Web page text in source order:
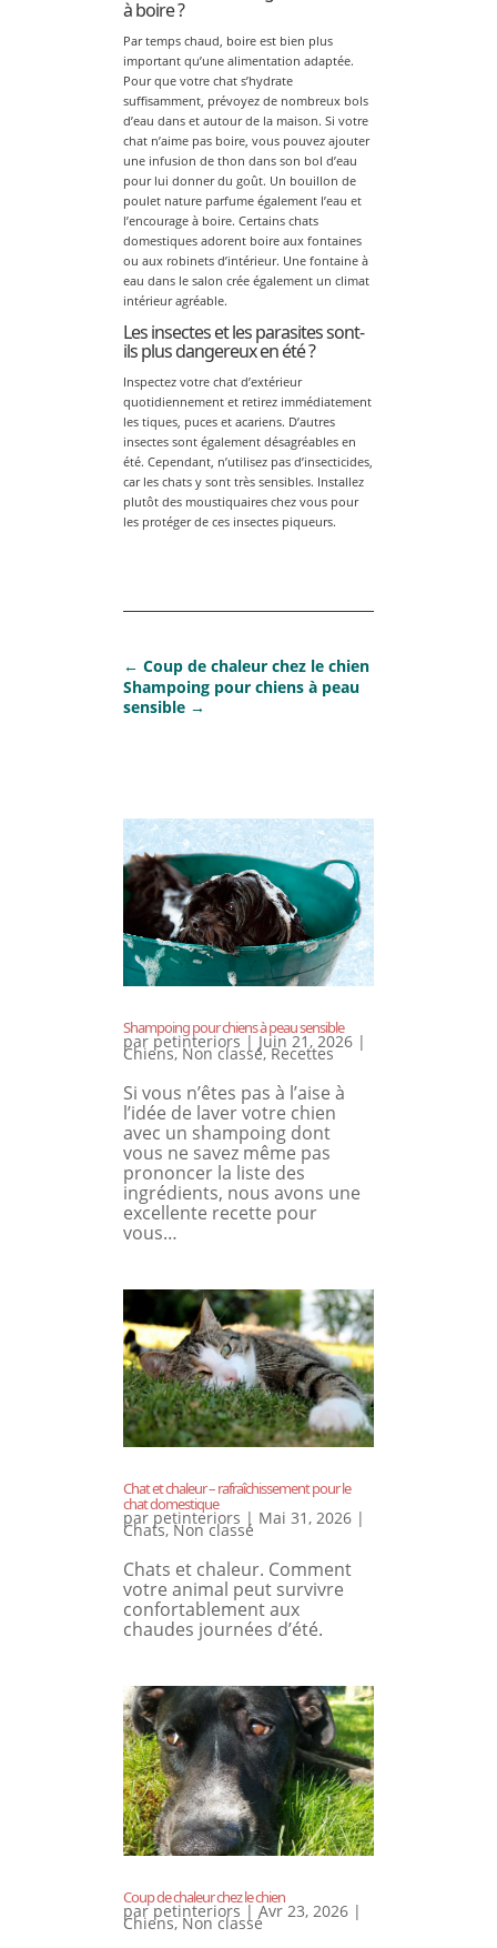
à boire ?
Par temps chaud, boire est bien plus
important qu’une alimentation adaptée.
Pour que votre chat s’hydrate
suffisamment, prévoyez de nombreux bols
d’eau dans et autour de la maison. Si votre
chat n’aime pas boire, vous pouvez ajouter
une infusion de thon dans son bol d’eau
pour lui donner du goût. Un bouillon de
poulet nature parfume également l’eau et
l’encourage à boire. Certains chats
domestiques adorent boire aux fontaines
ou aux robinets d’intérieur. Une fontaine à
eau dans le salon crée également un climat
intérieur agréable.
Les insectes et les parasites sont-
ils plus dangereux en été ?
Inspectez votre chat d’extérieur
quotidiennement et retirez immédiatement
les tiques, puces et acariens. D’autres
insectes sont également désagréables en
été. Cependant, n’utilisez pas d’insecticides,
car les chats y sont très sensibles. Installez
plutôt des moustiquaires chez vous pour
les protéger de ces insectes piqueurs.
← Coup de chaleur chez le chien
Shampoing pour chiens à peau
sensible→
Shampoing pour chiens à peau sensible
par petinteriors | Juin 21, 2026|
Chiens,Non classé,Recettes
Si vous n’êtes pas à l’aise à
l’idée de laver votre chien
avec un shampoing dont
vous ne savez même pas
prononcer la liste des
ingrédients, nous avons une
excellente recette pour
vous…
Chat et chaleur – rafraîchissement pour le
chat domestique
par petinteriors | Mai 31, 2026|
Chats,Non classé
Chats et chaleur. Comment
votre animal peut survivre
confortablement aux
chaudes journées d’été.
Coup de chaleur chez le chien
par petinteriors | Avr 23, 2026|
Chiens,Non classé